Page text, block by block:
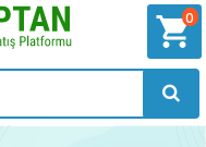
shopping_cart
0